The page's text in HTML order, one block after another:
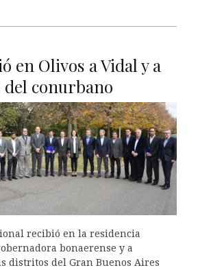
en Olivos a Vidal y a
conurbano
recibió en la residencia
bonaerense y a
distritos del Gran Buenos Aires